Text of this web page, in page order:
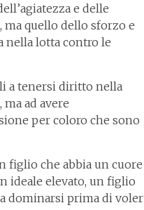
e delle
ma quello dello sforzo e
nella lotta contro le
a tenersi diritto nella
ma ad avere
per coloro che sono
figlio che abbia un cuore
ideale elevato, un figlio
dominarsi prima di voler